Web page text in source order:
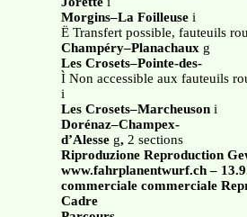
Morgins–La Foilleuse i
Ë Transfert possible, fauteuils
Champéry–Planachaux g
Les Crosets–Pointe-des-
Ì Non accessible aux fauteuils
i
Les Crosets–Marcheuson i
Dorénaz–Champex-
d’Alesse g, 2 sections
Riproduzione Reproduction
www.fahrplanentwurf.ch –
commerciale commerciale
Cadre